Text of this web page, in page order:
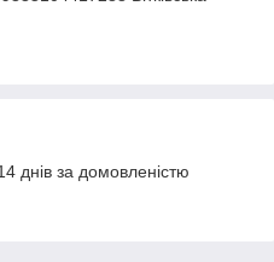
днів за домовленістю